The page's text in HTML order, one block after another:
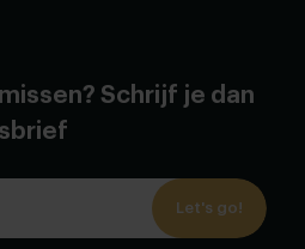
Schrijf je dan
Let's go!